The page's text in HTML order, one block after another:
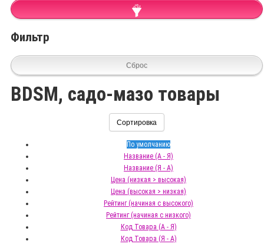
Фильтр
Сброс
BDSM, садо-мазо товары
Сортировка
По умолчанию
Название (А - Я)
Название (Я - А)
Цена (низкая > высокая)
Цена (высокая > низкая)
Рейтинг (начиная с высокого)
Рейтинг (начиная с низкого)
Код Товара (А - Я)
Код Товара (Я - А)